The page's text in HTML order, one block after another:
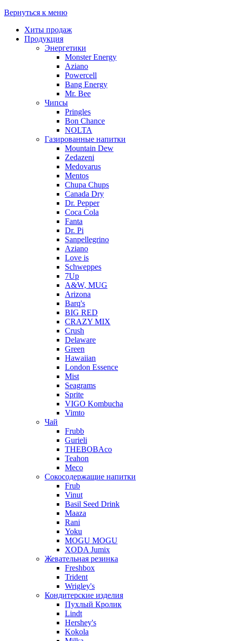
Вернуться к меню
Хиты продаж
Продукция
Энергетики
Monster Energy
Aziano
Powercell
Bang Energy
Mr. Bee
Чипсы
Pringles
Bon Chance
NOLTA
Газированные напитки
Mountain Dew
Zedazeni
Medovarus
Mentos
Chupa Chups
Canada Dry
Dr. Pepper
Coca Cola
Fanta
Dr. Pi
Sanpellegrino
Aziano
Love is
Schweppes
7Up
A&W, MUG
Arizona
Barq's
BIG RED
CRAZY MIX
Crush
Delaware
Green
Hawaiian
London Essence
Mist
Seagrams
Sprite
VIGO Kombucha
Vimto
Чай
Frubb
Gurieli
THEBOBAco
Teahon
Meco
Сокосодержащие напитки
Frub
Vinut
Basil Seed Drink
Maaza
Rani
Yoku
MOGU MOGU
XODA Jumix
Жевательная резинка
Freshbox
Trident
Wrigley's
Кондитерские изделия
Пухлый Кролик
Lindt
Hershey's
Kokola